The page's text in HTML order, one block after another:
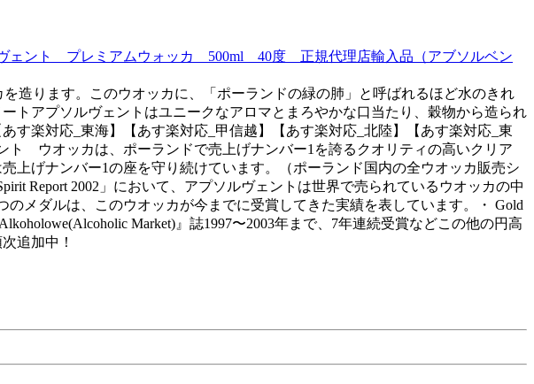
ェント プレミアムウォッカ 500ml 40度 正規代理店輸入品（アブソルベン
造ります。このウオッカに、「ポーランドの緑の肺」と呼ばれるほど水のきれ
アプソルヴェントはユニークなアロマとまろやかな口当たり、穀物から造られ
す楽対応_東海】【あす楽対応_甲信越】【あす楽対応_北陸】【あす楽対応_東
ト ウオッカは、ポーランドで売上げナンバー1を誇るクオリティの高いクリア
上げナンバー1の座を守り続けています。（ポーランド国内の全ウオッカ販売シ
Report 2002」において、アプソルヴェントは世界で売られているウオッカの中
メダルは、このウオッカが今までに受賞してきた実績を表しています。・ Gold
Market)』誌1997〜2003年まで、7年連続受賞などこの他の円高
追加中！